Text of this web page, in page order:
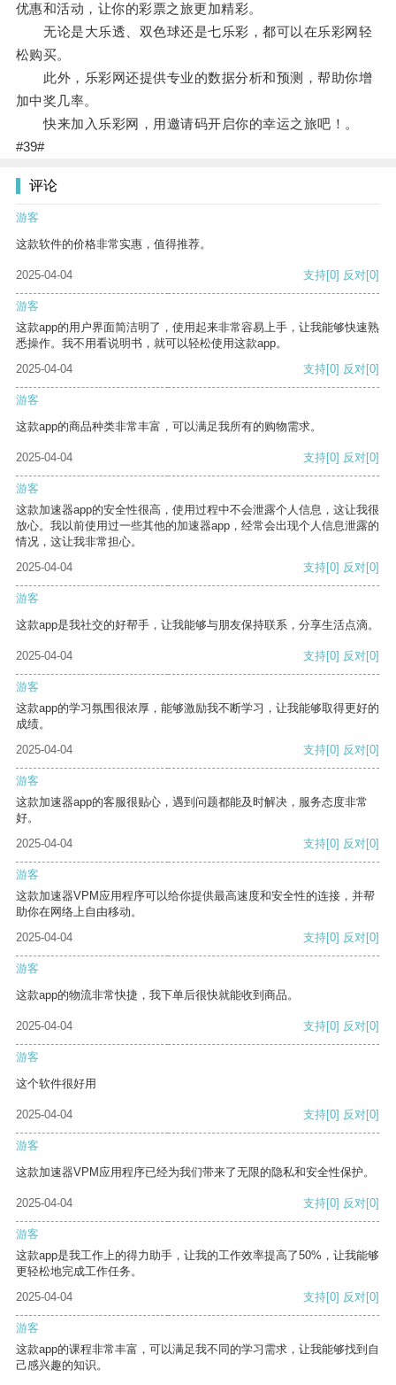
优惠和活动，让你的彩票之旅更加精彩。
无论是大乐透、双色球还是七乐彩，都可以在乐彩网轻
松购买。
此外，乐彩网还提供专业的数据分析和预测，帮助你增
加中奖几率。
快来加入乐彩网，用邀请码开启你的幸运之旅吧！。
#39#
评论
游客
这款软件的价格非常实惠，值得推荐。
2025-04-04 支持[0] 反对[0]
游客
这款app的用户界面简洁明了，使用起来非常容易上手，让我能够快速熟
悉操作。我不用看说明书，就可以轻松使用这款app。
2025-04-04
支持[0] 反对[0]
游客
这款app的商品种类非常丰富，可以满足我所有的购物需求。
2025-04-04 支持[0] 反对[0]
游客
这款加速器app的安全性很高，使用过程中不会泄露个人信息，这让我很
放心。我以前使用过一些其他的加速器app，经常会出现个人信息泄露的
情况，这让我非常担心。
2025-04-04
支持[0] 反对[0]
游客
这款app是我社交的好帮手，让我能够与朋友保持联系，分享生活点滴。
2025-04-04 支持[0] 反对[0]
游客
这款app的学习氛围很浓厚，能够激励我不断学习，让我能够取得更好的
成绩。
2025-04-04
支持[0] 反对[0]
游客
这款加速器app的客服很贴心，遇到问题都能及时解决，服务态度非常
好。
2025-04-04
支持[0] 反对[0]
游客
这款加速器VPM应用程序可以给你提供最高速度和安全性的连接，并帮
助你在网络上自由移动。
2025-04-04
支持[0] 反对[0]
游客
这款app的物流非常快捷，我下单后很快就能收到商品。
2025-04-04 支持[0] 反对[0]
游客
这个软件很好用
2025-04-04 支持[0] 反对[0]
游客
这款加速器VPM应用程序已经为我们带来了无限的隐私和安全性保护。
2025-04-04 支持[0] 反对[0]
游客
这款app是我工作上的得力助手，让我的工作效率提高了50%，让我能够
更轻松地完成工作任务。
2025-04-04
支持[0] 反对[0]
游客
这款app的课程非常丰富，可以满足我不同的学习需求，让我能够找到自
己感兴趣的知识。